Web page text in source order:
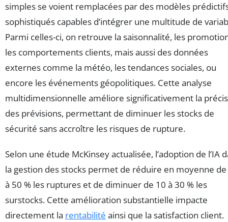
simples se voient remplacées par des modèles
sophistiqués capables d’intégrer une multitude de
Parmi celles-ci, on retrouve la saisonnalité, les
les comportements clients, mais aussi des données
externes comme la météo, les tendances sociales, ou
encore les événements géopolitiques. Cette analyse
multidimensionnelle améliore significativement la
des prévisions, permettant de diminuer les stocks de
sécurité sans accroître les risques de rupture.
Selon une étude McKinsey actualisée, l’adoption de l’IA
la gestion des stocks permet de réduire en moyenne
à 50 % les ruptures et de diminuer de 10 à 30 % les
surstocks. Cette amélioration substantielle impacte
directement la rentabilité ainsi que la satisfaction client.